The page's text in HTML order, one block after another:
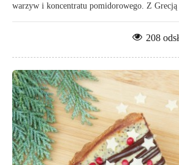
warzyw i koncentratu pomidorowego. Z
208